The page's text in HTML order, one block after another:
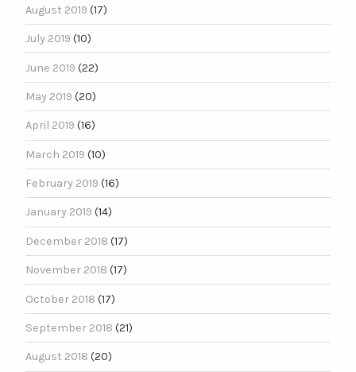
August 2019 (17)
July 2019 (10)
June 2019 (22)
May 2019 (20)
April 2019 (16)
March 2019 (10)
February 2019 (16)
January 2019 (14)
December 2018 (17)
November 2018 (17)
October 2018 (17)
September 2018 (21)
August 2018 (20)